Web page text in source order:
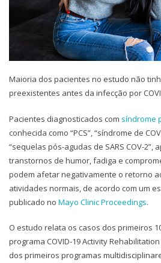
Maioria dos pacientes no estudo não
preexistentes antes da infecção por
Pacientes diagnosticados com síndrome
conhecida como “PCS”, “síndrome de
“sequelas pós-agudas de SARS COV-2”,
transtornos de humor, fadiga e
podem afetar negativamente o retorno
atividades normais, de acordo com um
publicado no Mayo Clinic Proceedings.
O estudo relata os casos dos primeiros
programa COVID-19 Activity Rehabilitation
dos primeiros programas